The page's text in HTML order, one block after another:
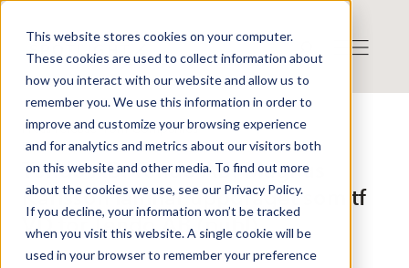
This website stores cookies on your computer.
These cookies are used to collect information about
how you interact with our website and allow us to
remember you. We use this information in order to
improve and customize your browsing experience
and for analytics and metrics about our visitors both
on this website and other media. To find out more
about the cookies we use, see our Privacy Policy.
If you decline, your information won’t be tracked
when you visit this website. A single cookie will be
used in your browser to remember your preference
Press release from Companies
Publicerat: 2025-05-16 09:03:15
Tendo AB: Tendo AB: Magnus
Karlsson lämnar uppdraget som tf
VD för Tendo AB (publ)